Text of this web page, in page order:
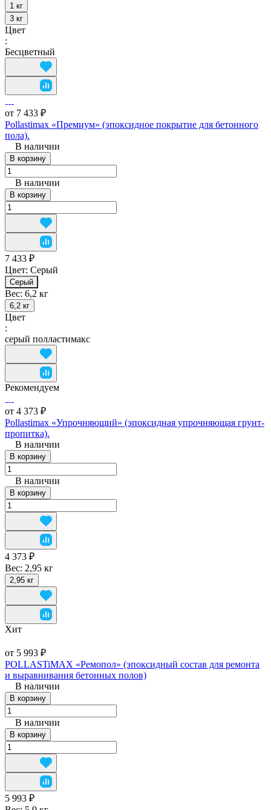
1 кг
3 кг
Цвет
:
Бесцветный
от 7 433 ₽
Pollastimax «Премиум» (эпоксидное покрытие для бетонного
пола).
В наличии
В корзину
В наличии
В корзину
7 433 ₽
Цвет: Серый
Серый
Вес: 6,2 кг
6,2 кг
Цвет
:
серый полластимакс
Рекомендуем
от 4 373 ₽
Pollastimax «Упрочняющий» (эпоксидная упрочняющая грунт-
пропитка).
В наличии
В корзину
В наличии
В корзину
4 373 ₽
Вес: 2,95 кг
2,95 кг
Хит
от 5 993 ₽
POLLASTiMAX «Ремопол» (эпоксидный состав для ремонта
и выравнивания бетонных полов)
В наличии
В корзину
В наличии
В корзину
5 993 ₽